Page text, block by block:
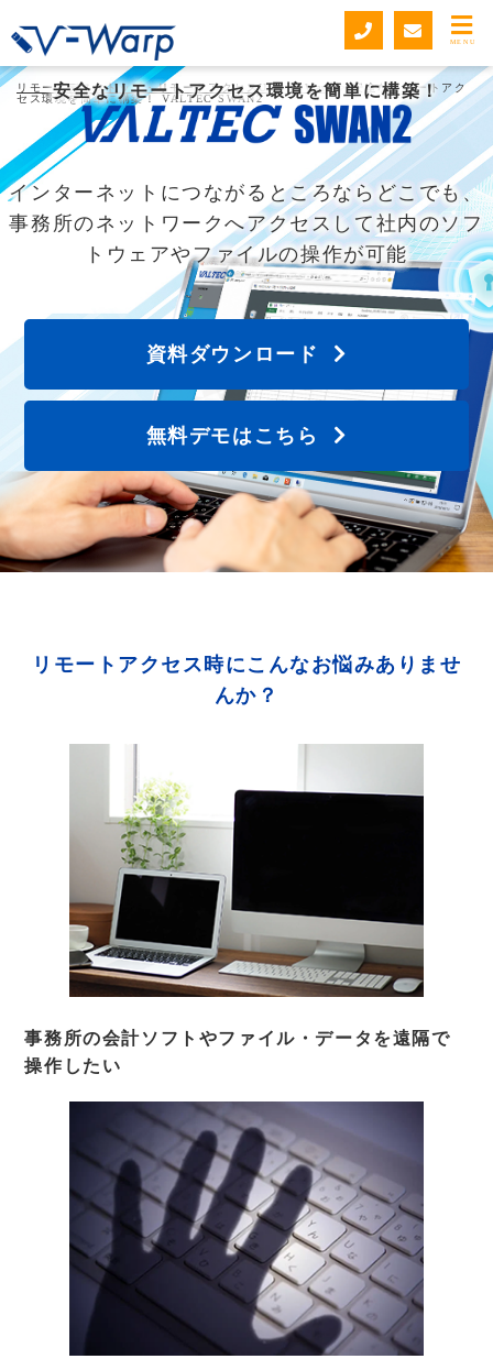
MENU
リモートデスクトップ・リモートアクセスUSB V-Warp>安全なリモートアク
セス環境を簡単に構築！ VALTEC SWAN2
安全なリモートアクセス環境を簡単に構築！
インターネットにつながるところならどこでも、
事務所のネットワークへアクセスして社内のソフ
トウェアやファイルの操作が可能
資料ダウンロード
無料デモはこちら
リモートアクセス時にこんなお悩みありませ
んか？
事務所の会計ソフトやファイル・データを遠隔で
操作したい